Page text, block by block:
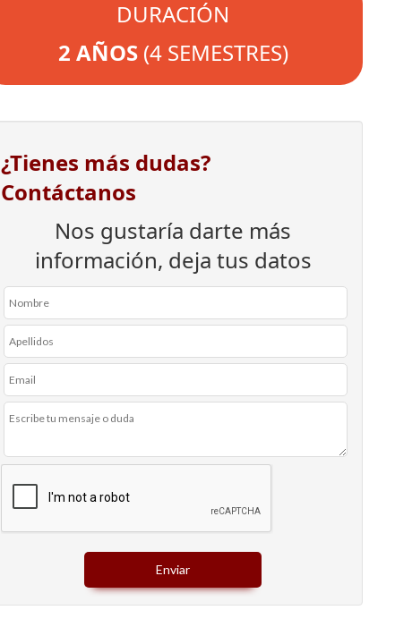
DURACIÓN
2 AÑOS (4 SEMESTRES)
¿Tienes más dudas?
Contáctanos
Nos gustaría darte más
información, deja tus datos
Enviar